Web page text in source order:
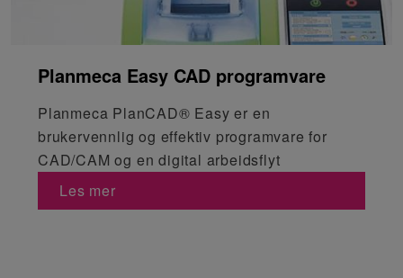
Planmeca Easy CAD programvare
Planmeca PlanCAD® Easy er en
brukervennlig og effektiv programvare for
CAD/CAM og en digital arbeidsflyt
Les mer